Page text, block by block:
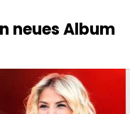
neues Album